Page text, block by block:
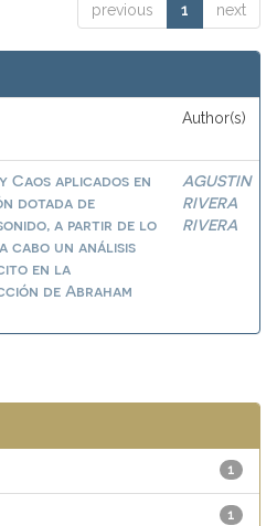
previous 1 next
Author(s)
Caos aplicados en
dotada de
a partir de lo
cabo un análisis
en la
de Abraham
AGUSTIN
RIVERA
RIVERA
1
1